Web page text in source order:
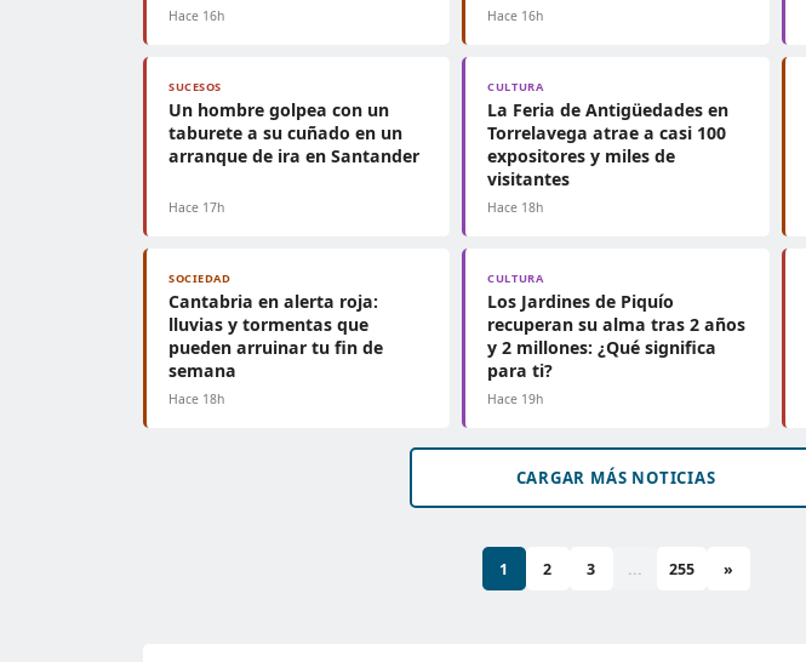
Hace 16h Hace 16h
SUCESOS
Un hombre golpea con un
taburete a su cuñado en un
arranque de ira en Santander
Hace 17h
CULTURA
La Feria de Antigüedades en
Torrelavega atrae a casi 100
expositores y miles de
visitantes
Hace 18h
SOCIEDAD
Cantabria en alerta roja:
lluvias y tormentas que
pueden arruinar tu fin de
semana
Hace 18h
CULTURA
Los Jardines de Piquío
recuperan su alma tras 2 años
y 2 millones: ¿Qué significa
para ti?
Hace 19h
CARGAR MÁS NOTICIAS
1 2 3 ... 255 »